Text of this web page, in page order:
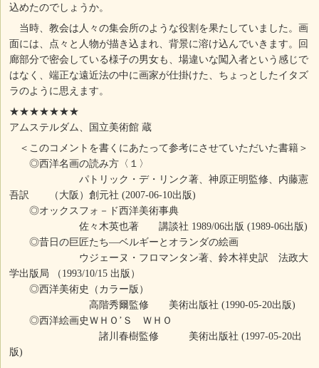
込めたのでしょうか。
当時、教会は人々の集会所のような役割を果たしていました。画
面には、点々と人物が描き込まれ、背景に溶け込んでいきます。回
廊部分で密会している様子の男女も、場違いな闖入者という感じで
はなく、端正な遠近法の中に画家が仕掛けた、ちょっとしたイタズ
ラのように思えます。
★★★★★★★
アムステルダム、国立美術館 蔵
＜このコメントを書くにあたって参考にさせていただいた書籍＞
◎西洋名画の読み方〈１〉
パトリック・デ・リンク著、神原正明監修、内藤憲
吾訳 （大阪）創元社 (2007-06-10出版)
◎オックスフォ－ド西洋美術事典
佐々木英也著 講談社 1989/06出版 (1989-06出版)
◎昔日の巨匠たち―ベルギーとオランダの絵画
ウジェーヌ・フロマンタン著、鈴木祥史訳 法政大
学出版局 （1993/10/15 出版）
◎西洋美術史（カラー版）
高階秀爾監修 美術出版社 (1990-05-20出版)
◎西洋絵画史ＷＨＯ’Ｓ ＷＨＯ
諸川春樹監修 美術出版社 (1997-05-20出
版)